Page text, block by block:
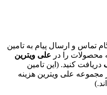
تماس و ارسال پیام به تامین
محصولات را در علی ویترین
دریافت کنید. (این تامین
مجموعه علی ویترین هزینه